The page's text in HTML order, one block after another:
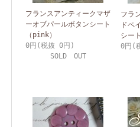
フランスアンティークマザ
ーオブパールボタンシート
（pink）
0円(税抜 0円)
SOLD OUT
フラ
ドペ
シー
0円(